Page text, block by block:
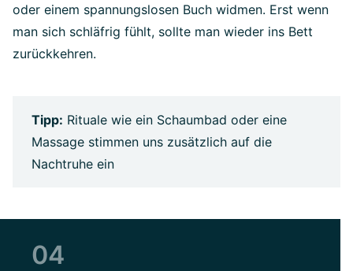
oder einem spannungslosen Buch widmen. Erst wenn
man sich schläfrig fühlt, sollte man wieder ins Bett
zurückkehren.
Tipp: Rituale wie ein Schaumbad oder eine
Massage stimmen uns zusätzlich auf die
Nachtruhe ein
04